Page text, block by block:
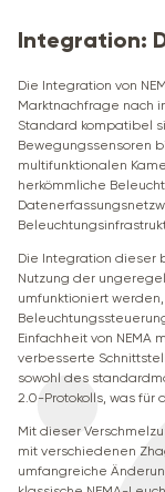
Integration:
Die Integration von
Marktnachfrage nach
Standard kompatibel
Bewegungssensoren
multifunktionalen
herkömmliche
Die Integration dieser
Nutzung der
umfunktioniert
Einfachheit von NEMA
verbesserte
sowohl des
2.0-Protokolls, was für
Mit dieser
mit verschiedenen
umfangreiche